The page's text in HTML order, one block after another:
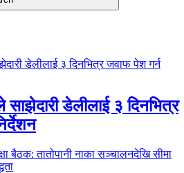
डेलीलाई ३ दिनभित्र